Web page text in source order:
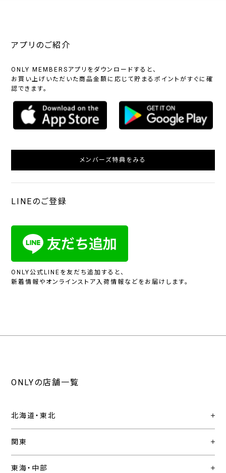
アプリのご紹介
ONLY MEMBERSアプリをダウンロードすると、
お買い上げいただいた商品金額に応じて貯まるポイントがすぐに確
認できます。
メンバーズ特典をみる
LINEのご登録
ONLY公式LINEを友だち追加すると、
新着情報やオンラインストア入荷情報などをお届けします。
ONLYの店舗一覧
北海道・東北
関東
東海・中部